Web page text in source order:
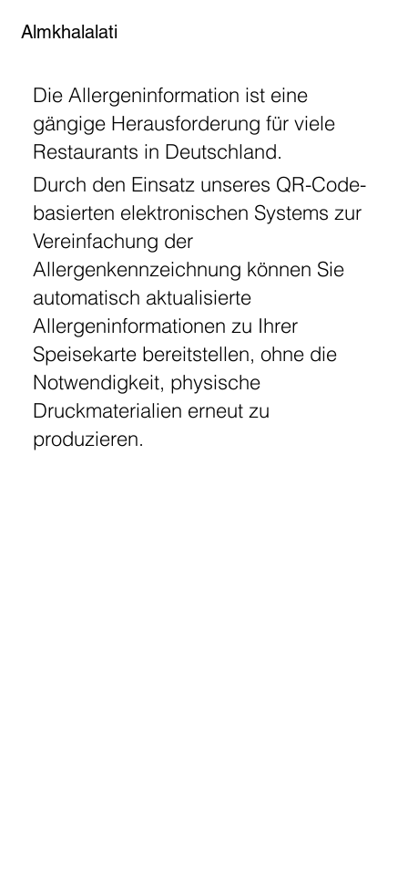
Almkhalalati
Die Allergeninformation ist eine
gängige Herausforderung für viele
Restaurants in Deutschland.
Durch den Einsatz unseres QR-Code-
basierten elektronischen Systems zur
Vereinfachung der
Allergenkennzeichnung können Sie
automatisch aktualisierte
Allergeninformationen zu Ihrer
Speisekarte bereitstellen, ohne die
Notwendigkeit, physische
Druckmaterialien erneut zu
produzieren.